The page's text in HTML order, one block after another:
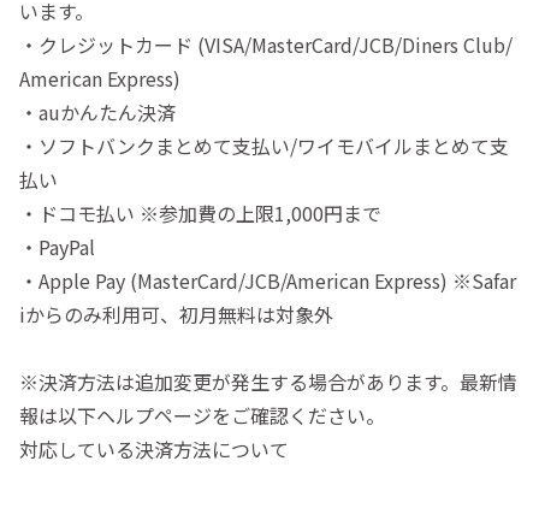
います。
・クレジットカード (VISA/MasterCard/JCB/Diners Club/
American Express)
・auかんたん決済
・ソフトバンクまとめて支払い/ワイモバイルまとめて支
払い
・ドコモ払い ※参加費の上限1,000円まで
・PayPal
・Apple Pay (MasterCard/JCB/American Express) ※Safar
iからのみ利用可、初月無料は対象外
※決済方法は追加変更が発生する場合があります。最新情
報は以下ヘルプページをご確認ください。
対応している決済方法について